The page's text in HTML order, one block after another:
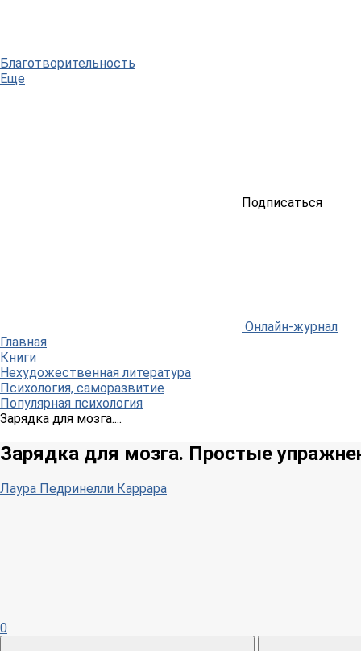
Благотворительность
Еще
Подписаться
Онлайн-журнал
Главная
Книги
Нехудожественная литература
Психология, саморазвитие
Популярная психология
Зарядка для мозга....
Зарядка для мозга. Простые
Лаура Педринелли Каррара
0